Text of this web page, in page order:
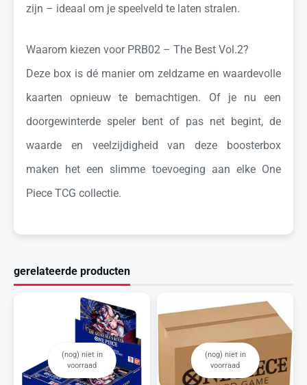
zijn – ideaal om je speelveld te laten stralen.
Waarom kiezen voor PRB02 – The Best Vol.2?
Deze box is dé manier om zeldzame en waardevolle
kaarten opnieuw te bemachtigen. Of je nu een
doorgewinterde speler bent of pas net begint, de
waarde en veelzijdigheid van deze boosterbox
maken het een slimme toevoeging aan elke One
Piece TCG collectie.
gerelateerde producten
(nog) niet in
voorraad
(nog) niet in
voorraad